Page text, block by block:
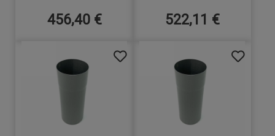
456,40 € 522,11 €